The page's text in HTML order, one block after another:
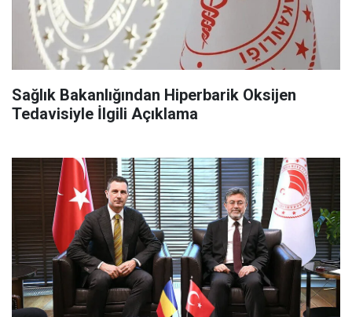
Sağlık Bakanlığından Hiperbarik Oksijen
Tedavisiyle İlgili Açıklama